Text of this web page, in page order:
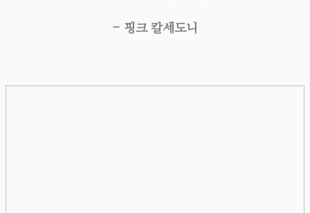
- 핑크 칼세도니